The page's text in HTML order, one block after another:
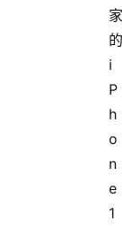
家
的
i
P
h
o
n
e
1